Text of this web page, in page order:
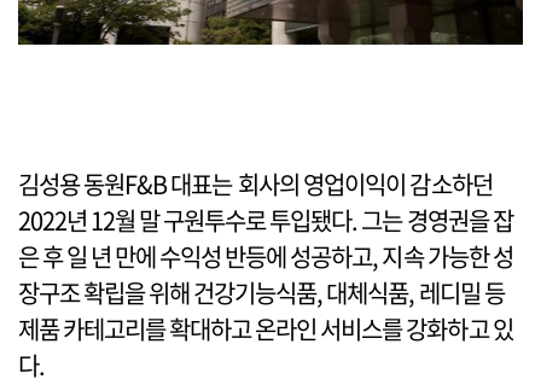
김성용 동원F&B 대표는 회사의 영업이익이 감소하던
2022년 12월 말 구원투수로 투입됐다. 그는 경영권을 잡
은 후 일 년 만에 수익성 반등에 성공하고, 지속 가능한 성
장구조 확립을 위해 건강기능식품, 대체식품, 레디밀 등
제품 카테고리를 확대하고 온라인 서비스를 강화하고 있
다.